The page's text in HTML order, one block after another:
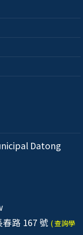
Datong
路 167 號 ( 查詢學